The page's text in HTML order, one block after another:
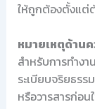
ให้ถูกต้องตั้งแต่
หมายเหตุด้าน
สำหรับการทำง
ระเบียบจริยธร
หรือวารสารก่อน